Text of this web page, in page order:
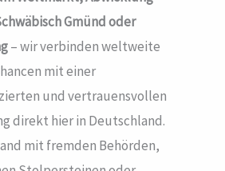
Gmündoder
– wir verbinden weltweite
mit einer
und vertrauensvollen
direkt hier in Deutschland.
mit fremden Behörden,